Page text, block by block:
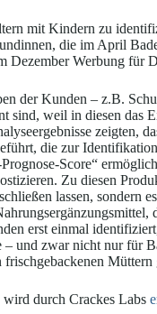
mit Kindern zu
die im April
Dezember Werbung für
der Kunden – z.B.
sind, weil in diesen
zeigten,
die zur
Score“
Zu diesen
lassen, sondern
erst einmal
und zwar nicht nur für
durch Crackes Labs